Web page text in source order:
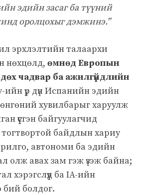
эдийн засаг ба түүний
оролцохыг дэмжинэ.”
эрхлэлтийн талаархи
нөхцөлд, өмнөд Европын
чадвар ба ажилгүйдлийн
ийн үр дүн Испанийн эдийн
хувилбарыг харуулж
үүсгэн байгуулагчид
тогтвортой байдлын хариу
автономи ба эдийн
олж авах зам гэж үзэж байна;
хэрэгслүүд ба IA-ийн
бий болдог.